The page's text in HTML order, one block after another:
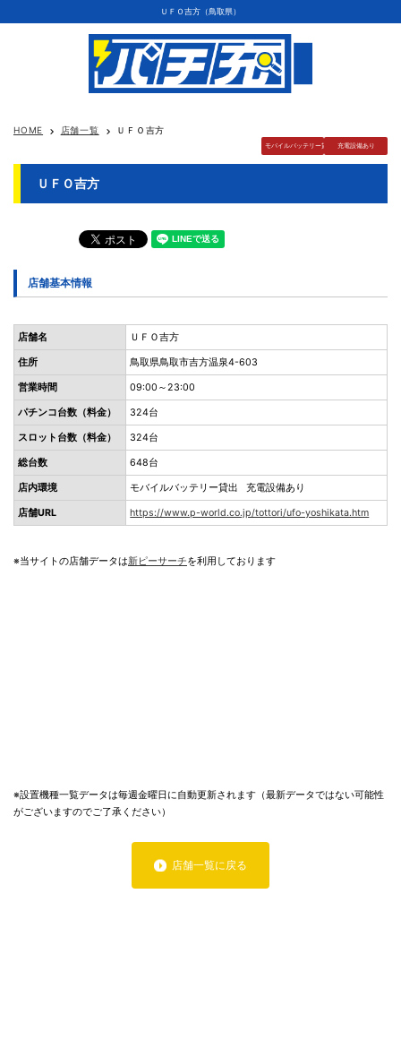
ＵＦＯ吉方（鳥取県）
HOME keyboard_arrow_right 店舗一覧 keyboard_arrow_right ＵＦＯ吉方
モバイルバッテリー貸出 充電設備あり
ＵＦＯ吉方
店舗基本情報
店舗名 ＵＦＯ吉方
住所 鳥取県鳥取市吉方温泉4-603
営業時間 09:00～23:00
パチンコ台数（料金） 324台
スロット台数（料金） 324台
総台数 648台
店内環境 モバイルバッテリー貸出 充電設備あり
店舗URL https://www.p-world.co.jp/tottori/ufo-yoshikata.htm
※当サイトの店舗データは新ピーサーチを利用しております
※設置機種一覧データは毎週金曜日に自動更新されます（最新データではない可能性
がございますのでご了承ください）
店舗一覧に戻る